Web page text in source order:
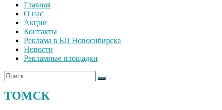
Главная
О нас
Акции
Контакты
Реклама в БЦ Новосибирска
Новости
Рекламные площадки
ТОМСК